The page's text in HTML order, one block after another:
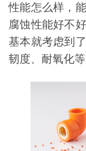
性能怎么样，
腐蚀性能好不
基本就考虑到
韧度、耐氧化